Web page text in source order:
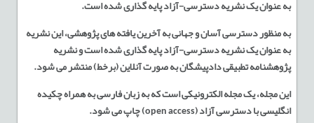
به عنوان یک نشریه دسترسی-آزاد پایه گذاری شده است.
به منظور دسترسی آسان و جهانی به آخرین یافته های پژوهشی، این نشریه
به عنوان یک نشریه دسترسی-آزاد پایه گذاری شده است و نشریه
پژوهشنامه تطبیقی دادپیشگان به صورت آنلاین (برخط) منتشر می شود.
این مجله، یک مجله‌ الکترونیکی است که به زبان فارسی به همراه چکیده
انگلیسی با دسترسی آزاد(open access) چاپ می شود.